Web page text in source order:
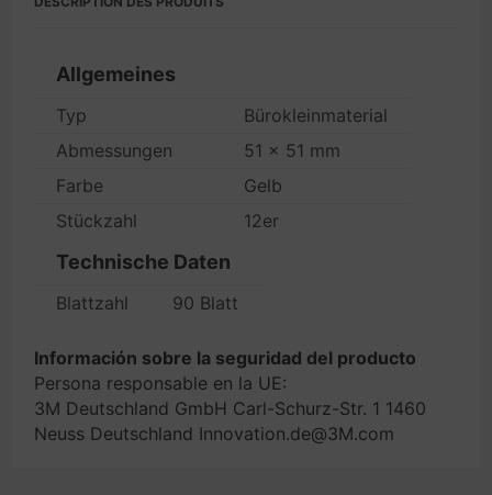
Allgemeines
Typ
Bürokleinmaterial
Abmessungen
51 x 51 mm
Farbe
Gelb
Stückzahl
12er
Technische Daten
Blattzahl 90 Blatt
Información sobre la seguridad del producto
Persona responsable en la UE:
3M Deutschland GmbH Carl-Schurz-Str. 1 1460
Neuss Deutschland Innovation.de@3M.com